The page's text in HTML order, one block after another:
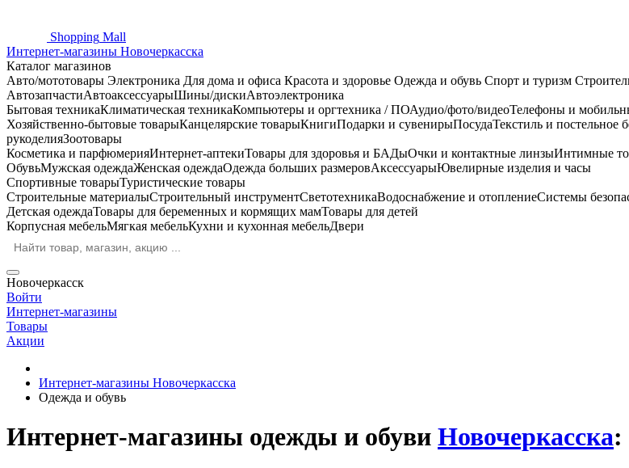
Shopping Mall
Интернет-магазины Новочеркасска
Каталог магазинов
Авто/мототовары Электроника Для дома и офиса Красота и здоровье Одежда и обувь Спорт и туризм
АвтозапчастиАвтоаксессуарыШины/дискиАвтоэлектроника
Бытовая техникаКлиматическая техникаКомпьютеры и оргтехника / ПОАудио/фото/видеоТелефоны и
Хозяйственно-бытовые товарыКанцелярские товарыКнигиПодарки и сувенирыПосудаТекстиль и постельное
рукоделияЗоотовары
Косметика и парфюмерияИнтернет-аптекиТовары для здоровья и БАДыОчки и контактные линзыИнтимные
ОбувьМужская одеждаЖенская одеждаОдежда больших размеровАксессуарыЮвелирные изделия и часы
Спортивные товарыТуристические товары
Строительные материалыСтроительный инструментСветотехникаВодоснабжение и отоплениеСистемы
Детская одеждаТовары для беременных и кормящих мамТовары для детей
Корпусная мебельМягкая мебельКухни и кухонная мебельДвери
Новочеркасск
Войти
Интернет-магазины
Товары
Акции
Интернет-магазины Новочеркасска
Одежда и обувь
Интернет-магазины одежды и обуви Новочеркасска: